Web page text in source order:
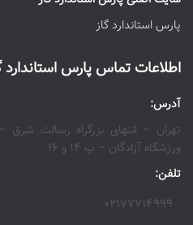
پارس استاندارد گاز
اطلاعات تماس پارس استاندارد
آدرس:
تهران – انتهای بزرگراه رسالت
ورزشگاه آزادگان – پ ۱۴ و ۱۶
تلفن:
۰۲۱۷۷۷۱۴۹۹۹